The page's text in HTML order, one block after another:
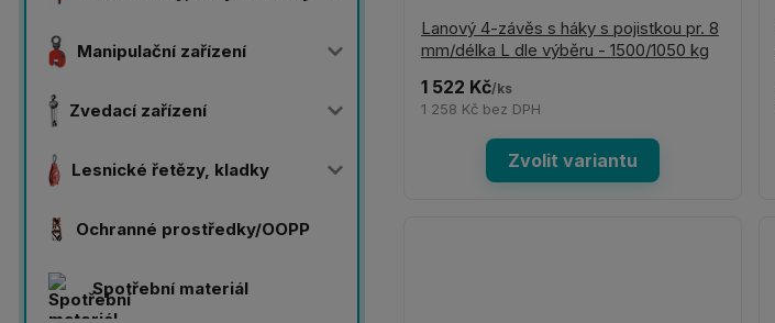
Manipulační zařízení
Zvedací zařízení
Lesnické řetězy, kladky
Ochranné prostředky/OOPP
Spotřební materiál
Lanový 4-závěs s háky s pojistkou pr. 8
mm/délka L dle výběru - 1500/1050 kg
1 522 Kč/ks
1 258 Kč bez DPH
Zvolit variantu